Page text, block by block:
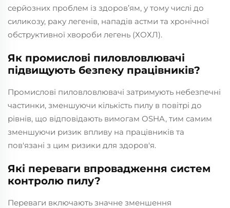
серйозних проблем із здоров’ям, у тому числі до
силикозу, раку легенів, нападів астми та хронічної
обструктивної хвороби легень (ХОХЛ).
Як промислові пиловловлювачі
підвищують безпеку працівників?
Промислові пиловловлювачі затримують небезпечні
частинки, зменшуючи кількість пилу в повітрі до
рівнів, що відповідають вимогам OSHA, тим самим
зменшуючи ризик впливу на працівників та
пов'язані з цим ризики для здоров'я.
Які переваги впровадження систем
контролю пилу?
Переваги включають значне зменшення